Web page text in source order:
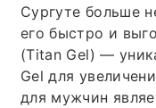
Сургуте больше
его быстро и
(Titan Gel) —
Gel для
для мужчин